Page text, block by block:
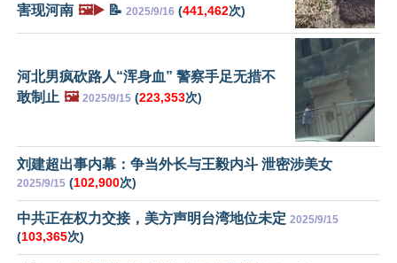
害现河南 🖼️▶️ 📝 2025/9/16 (441,462次)
河北男疯砍路人“浑身血” 警察手足无措不
敢制止 🖼️ 2025/9/15 (223,353次)
刘建超出事内幕：争当外长与王毅内斗 泄密涉美女
2025/9/15 (102,900次)
中共正在权力交接，美方声明台湾地位未定 2025/9/15
(103,365次)